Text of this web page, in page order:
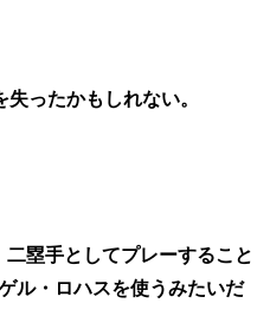
ったかもしれない。
塁手としてプレーすること
ル・ロハスを使うみたいだ